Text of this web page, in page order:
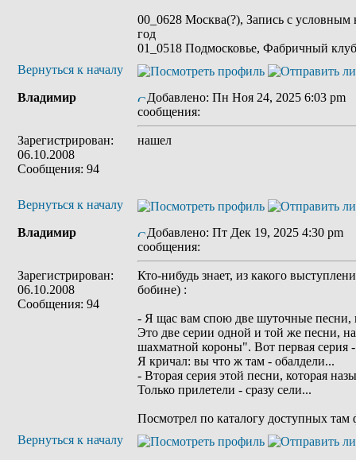
00_0628 Москва(?), Запись с условным
год
01_0518 Подмосковье, Фабричный
Вернуться к началу
Владимир
Зарегистрирован:
06.10.2008
Сообщения: 94
Добавлено: Пн Ноя 24, 2025 6:03 pm
сообщения:
нашел
Вернуться к началу
Владимир
Зарегистрирован:
06.10.2008
Сообщения: 94
Добавлено: Пт Дек 19, 2025 4:30 pm
сообщения:
Кто-нибудь знает, из какого
бобине) :
- Я щас вам спою две шуточные песни,
Это две серии одной и той же песни,
шахматной короны". Вот первая серия
Я кричал: вы что ж там - обалдели...
- Вторая серия этой песни, которая
Только прилетели - сразу сели...
Посмотрел по каталогу доступных
Вернуться к началу